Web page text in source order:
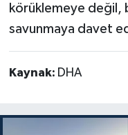
körüklemeye değil,
savunmaya davet
Kaynak: DHA